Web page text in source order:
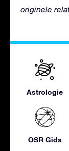
originele
Astrologie
OSR Gids